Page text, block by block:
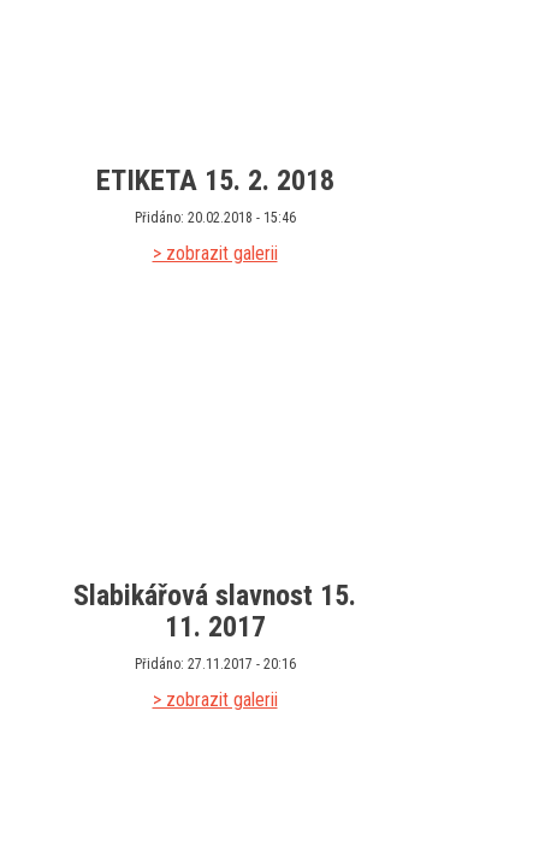
ETIKETA 15. 2. 2018
Přidáno: 20.02.2018 - 15:46
> zobrazit galerii
Slabikářová slavnost 15.
11. 2017
Přidáno: 27.11.2017 - 20:16
> zobrazit galerii